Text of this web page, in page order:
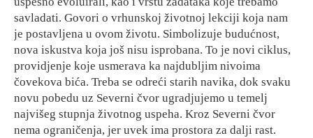
savladati. Govori o vrhunskoj životnoj lekciji koja nam
je postavljena u ovom životu. Simbolizuje budućnost,
nova iskustva koja još nisu isprobana. To je novi ciklus,
providjenje koje usmerava ka najdubljim nivoima
čovekova bića. Treba se odreći starih navika, dok svaku
novu pobedu uz Severni čvor ugradjujemo u temelj
najvišeg stupnja životnog uspeha. Kroz Severni čvor
nema ograničenja, jer uvek ima prostora za dalji rast.